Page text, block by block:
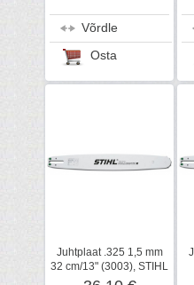
Võrdle
Osta
Juhtplaat .325 1,5 mm
32 cm/13" (3003), STIHL